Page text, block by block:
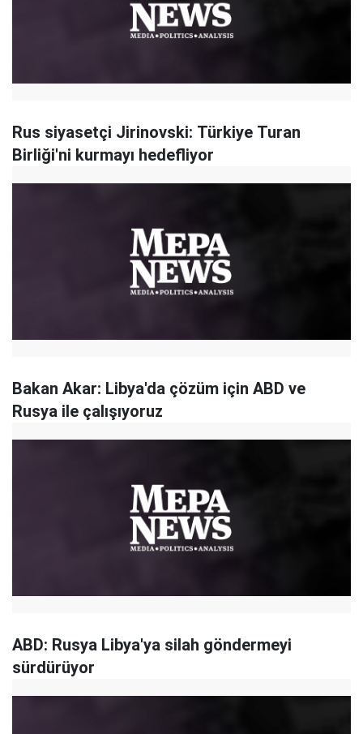
Rus siyasetçi Jirinovski: Türkiye Turan
Birliği'ni kurmayı hedefliyor
Bakan Akar: Libya'da çözüm için ABD ve
Rusya ile çalışıyoruz
ABD: Rusya Libya'ya silah göndermeyi
sürdürüyor